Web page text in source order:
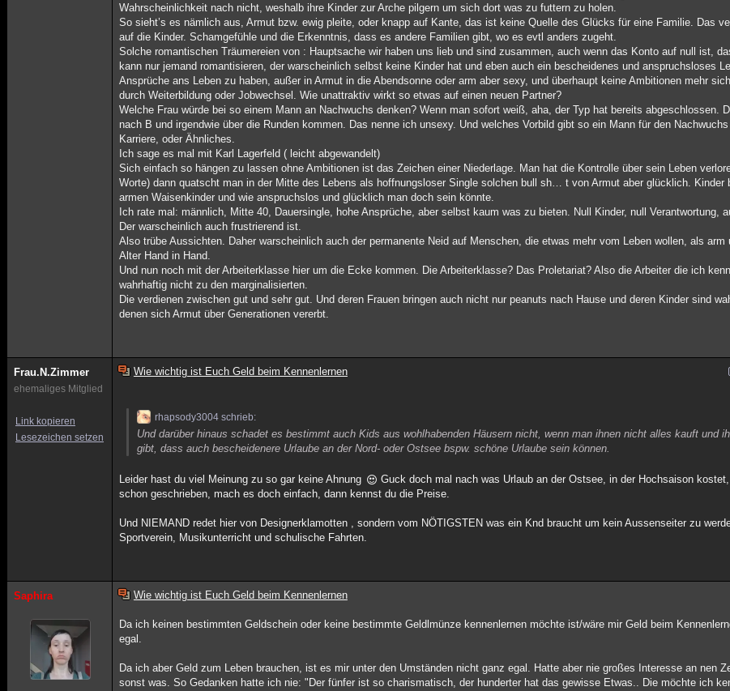
Wahrscheinlichkeit nach nicht, weshalb ihre Kinder zur Arche pilgern um sich dort was zu futtern zu holen.
So sieht’s es nämlich aus, Armut bzw. ewig pleite, oder knapp auf Kante, das ist keine Quelle des Glücks für eine Familie. Das
auf die Kinder. Schamgefühle und die Erkenntnis, dass es andere Familien gibt, wo es evtl anders zugeht.
Solche romantischen Träumereien von : Hauptsache wir haben uns lieb und sind zusammen, auch wenn das Konto auf null ist,
kann nur jemand romantisieren, der warscheinlich selbst keine Kinder hat und eben auch ein bescheidenes und anspruchsloses
Ansprüche ans Leben zu haben, außer in Armut in die Abendsonne oder arm aber sexy, und überhaupt keine Ambitionen mehr
durch Weiterbildung oder Jobwechsel. Wie unattraktiv wirkt so etwas auf einen neuen Partner?
Welche Frau würde bei so einem Mann an Nachwuchs denken? Wenn man sofort weiß, aha, der Typ hat bereits abgeschlossen.
nach B und irgendwie über die Runden kommen. Das nenne ich unsexy. Und welches Vorbild gibt so ein Mann für den
Karriere, oder Ähnliches.
Ich sage es mal mit Karl Lagerfeld ( leicht abgewandelt)
Sich einfach so hängen zu lassen ohne Ambitionen ist das Zeichen einer Niederlage. Man hat die Kontrolle über sein Leben
Worte) dann quatscht man in der Mitte des Lebens als hoffnungsloser Single solchen bull sh… t von Armut aber glücklich. Kinder
armen Waisenkinder und wie anspruchslos und glücklich man doch sein könnte.
Ich rate mal: männlich, Mitte 40, Dauersingle, hohe Ansprüche, aber selbst kaum was zu bieten. Null Kinder, null Verantwortung,
Der warscheinlich auch frustrierend ist.
Also trübe Aussichten. Daher warscheinlich auch der permanente Neid auf Menschen, die etwas mehr vom Leben wollen, als arm
Alter Hand in Hand.
Und nun noch mit der Arbeiterklasse hier um die Ecke kommen. Die Arbeiterklasse? Das Proletariat? Also die Arbeiter die ich
wahrhaftig nicht zu den marginalisierten.
Die verdienen zwischen gut und sehr gut. Und deren Frauen bringen auch nicht nur peanuts nach Hause und deren Kinder sind
denen sich Armut über Generationen vererbt.
Frau.N.Zimmer
ehemaliges Mitglied
Link kopieren
Lesezeichen setzen
Wie wichtig ist Euch Geld beim Kennenlernen
rhapsody3004 schrieb:
Und darüber hinaus schadet es bestimmt auch Kids aus wohlhabenden Häusern nicht, wenn man ihnen nicht alles kauft und
gibt, dass auch bescheidenere Urlaube an der Nord- oder Ostsee bspw. schöne Urlaube sein können.
Leider hast du viel Meinung zu so gar keine Ahnung
Guck doch mal nach was Urlaub an der Ostsee, in der Hochsaison
schon geschrieben, mach es doch einfach, dann kennst du die Preise.
Und NIEMAND redet hier von Designerklamotten , sondern vom NÖTIGSTEN was ein Knd braucht um kein Aussenseiter zu
Sportverein, Musikunterricht und schulische Fahrten.
Saphira Wie wichtig ist Euch Geld beim Kennenlernen
Da ich keinen bestimmten Geldschein oder keine bestimmte Geldlmünze kennenlernen möchte ist/wäre mir Geld beim
egal.
Da ich aber Geld zum Leben brauchen, ist es mir unter den Umständen nicht ganz egal. Hatte aber nie großes Interesse an nen
sonst was. So Gedanken hatte ich nie: "Der fünfer ist so charismatisch, der hunderter hat das gewisse Etwas.. Die möchte ich